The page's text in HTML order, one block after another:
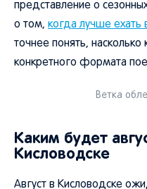
представление о
о том, когда лучше ехать
точнее понять,
конкретного формата
Ветка
Каким будет
Кисловодске
Август в Кисловодске